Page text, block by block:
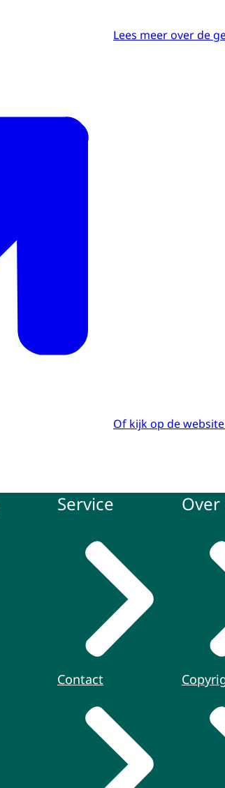
Lees meer over de
Of kijk op de
Service
Contact
Over